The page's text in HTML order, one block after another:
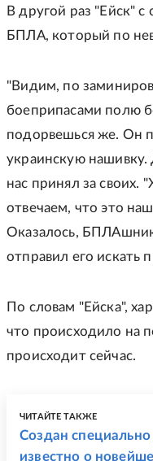
В другой раз "Ейск"
БПЛА, который по
"Видим, по
боеприпасами полю
подорвешься же. Он
украинскую
нас принял за своих.
отвечаем, что это
Оказалось,
отправил его искать
По словам "Ейска",
что происходило на
происходит сейчас.
ЧИТАЙТЕ ТАКЖЕ
Создан
известно о